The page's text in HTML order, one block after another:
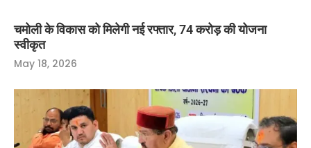
चमोली के विकास को मिलेगी नई रफ्तार, 74 करोड़ की योजना
स्वीकृत
May 18, 2026